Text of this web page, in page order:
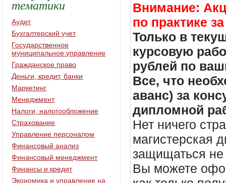
Внимание:
по практике
Только в
курсовую
рублей по
Все, что
аванс) за
дипломной
Нет ничего
магистерская
защищаться не
Вы можете
тематики
Аудит
Бухгалтерский учет
Государственное
муниципальное управление
Гражданское право
Деньги, кредит, банки
Маркетинг
Менеджмент
Налоги, налогообложение
Страхование
Управление персоналом
Финансовый анализ
Финансовый менеджмент
Финансы и кредит
Экономика и управление на